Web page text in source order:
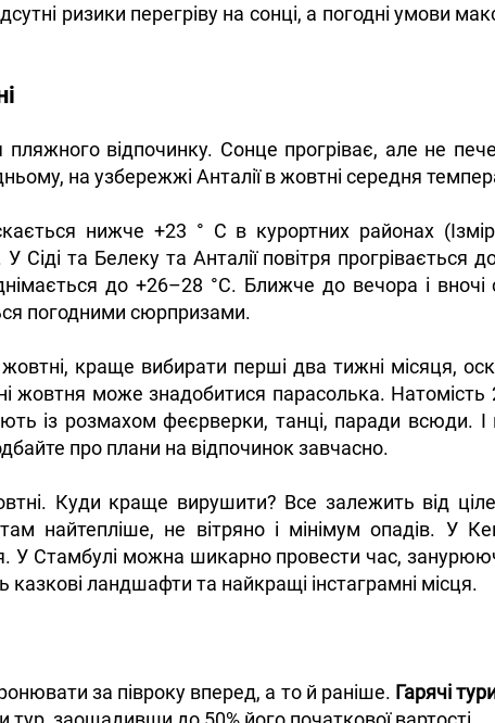
ризики перегріву на сонці, а погодні умови
відпочинку. Сонце прогріває, але не пече
на узбережжі Анталії в жовтні середня
нижче +23 ° С в курортних районах
Сіді та Белеку та Анталії повітря прогрівається
до +26–28 °С. Ближче до вечора і вночі
погодними сюрпризами.
краще вибирати перші два тижні місяця,
жовтня може знадобитися парасолька.
із розмахом феєрверки, танці, паради всюди.
про плани на відпочинок завчасно.
Куди краще вирушити? Все залежить від
найтепліше, не вітряно і мінімум опадів. У
У Стамбулі можна шикарно провести час,
казкові ландшафти та найкращі інстаграмні місця.
за півроку вперед, а то й раніше. Гарячі